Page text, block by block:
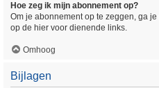
Hoe zeg ik mijn abonnement op?
Om je abonnement op te zeggen, ga
op de hier voor dienende links.
Omhoog
Bijlagen